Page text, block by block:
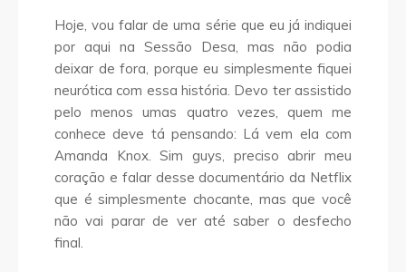
Hoje, vou falar de uma série que eu já indiquei
por aqui na Sessão Desa, mas não podia
deixar de fora, porque eu simplesmente fiquei
neurótica com essa história. Devo ter assistido
pelo menos umas quatro vezes, quem me
conhece deve tá pensando: Lá vem ela com
Amanda Knox. Sim guys, preciso abrir meu
coração e falar desse documentário da Netflix
que é simplesmente chocante, mas que você
não vai parar de ver até saber o desfecho
final.